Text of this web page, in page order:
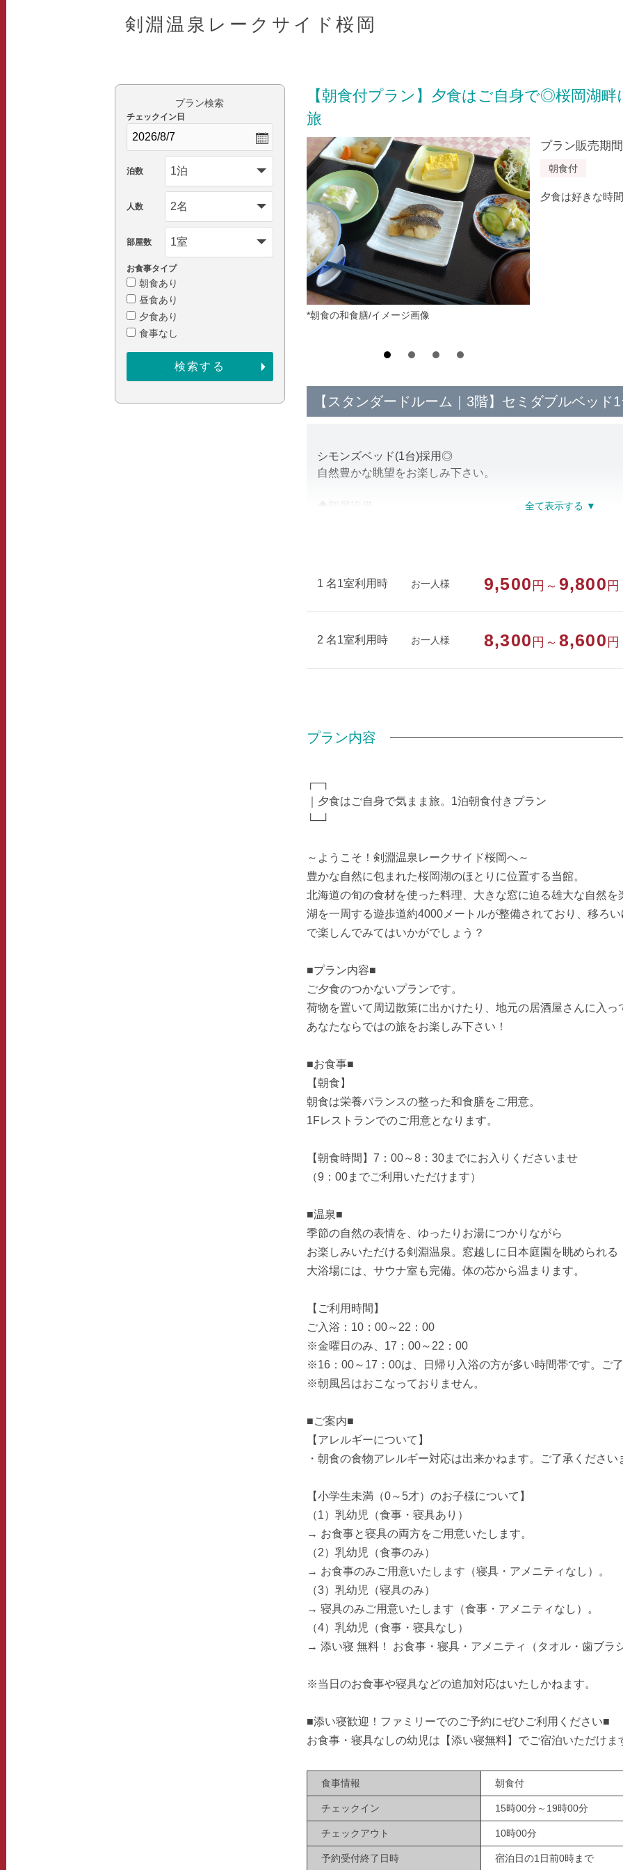
剣淵温泉レークサイド桜岡
【朝食付プラン】夕食はご自身で◎桜岡湖
旅
*朝食の和食膳/イメージ画像
プラン販売期
朝食付
夕食は好きな時
【スタンダードルーム｜3階】セミダブルベッド1
シモンズベッド(1台)採用◎
自然豊かな眺望をお楽しみ下さい。
○浴衣・スリッパ
○カミソリ
1 名1室利用時 お一人様 9,500 円～ 9,800 円
2 名1室利用時 お一人様 8,300 円～ 8,600 円
プラン内容
┌─┐
｜夕食はご自身で気まま旅。1泊朝食付きプラン
└─┘
～ようこそ！剣淵温泉レークサイド桜岡へ～
豊かな自然に包まれた桜岡湖のほとりに位置する当館。
北海道の旬の食材を使った料理、大きな窓に迫る雄大な自然を
湖を一周する遊歩道約4000メートルが整備されており、移ろ
で楽しんでみてはいかがでしょう？
■プラン内容■
ご夕食のつかないプランです。
荷物を置いて周辺散策に出かけたり、地元の居酒屋さんに入
あなたならではの旅をお楽しみ下さい！
■お食事■
【朝食】
朝食は栄養バランスの整った和食膳をご用意。
1Fレストランでのご用意となります。
【朝食時間】7：00～8：30までにお入りくださいませ
（9：00までご利用いただけます）
■温泉■
季節の自然の表情を、ゆったりお湯につかりながら
お楽しみいただける剣淵温泉。窓越しに日本庭園を眺められる
大浴場には、サウナ室も完備。体の芯から温まります。
【ご利用時間】
ご入浴：10：00～22：00
※金曜日のみ、17：00～22：00
※16：00～17：00は、日帰り入浴の方が多い時間帯です。ご了
※朝風呂はおこなっておりません。
■ご案内■
【アレルギーについて】
・朝食の食物アレルギー対応は出来かねます。ご了承ください
【小学生未満（0～5才）のお子様について】
（1）乳幼児（食事・寝具あり）
→ お食事と寝具の両方をご用意いたします。
（2）乳幼児（食事のみ）
→ お食事のみご用意いたします（寝具・アメニティなし）。
（3）乳幼児（寝具のみ）
→ 寝具のみご用意いたします（食事・アメニティなし）。
（4）乳幼児（食事・寝具なし）
→ 添い寝 無料！ お食事・寝具・アメニティ（タオル・歯ブラ
※当日のお食事や寝具などの追加対応はいたしかねます。
■添い寝歓迎！ファミリーでのご予約にぜひご利用ください■
お食事・寝具なしの幼児は【添い寝無料】でご宿泊いただけま
食事情報 朝食付
チェックイン 15時00分～19時00分
チェックアウト 10時00分
予約受付終了日時 宿泊日の1日前0時まで
プラン検索
チェックイン日
泊数
人数
部屋数
お食事タイプ
朝食あり
昼食あり
夕食あり
食事なし